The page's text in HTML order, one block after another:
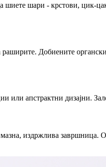
шиете шари - крстови, цик-
раширите. Добиените
апстрактни дизајни.
издржлива завршница.